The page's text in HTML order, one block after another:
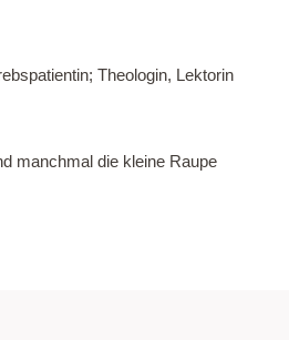
Theologin, Lektorin
manchmal die kleine Raupe